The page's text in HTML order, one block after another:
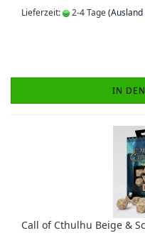
Lieferzeit: 2-4 Tage
IN
Call of Cthulhu Beige &